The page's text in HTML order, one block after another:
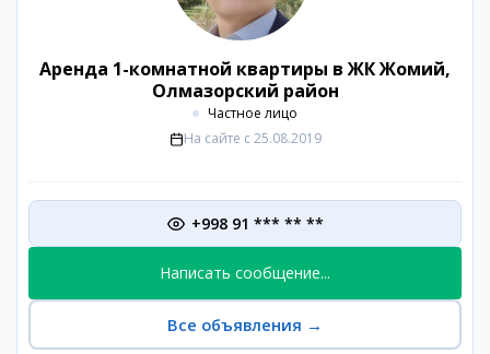
Аренда 1-комнатной квартиры в ЖК Жомий,
Олмазорский район
Частное лицо
На сайте с 25.08.2019
+998 91 *** ** **
Написать сообщение...
Все объявления →